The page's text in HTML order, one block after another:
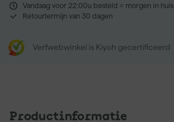
Vandaag voor 22:00u besteld = morgen in huis
Retourtermijn van 30 dagen
Verfwebwinkel is Kiyoh gecertificeerd
Productinformatie